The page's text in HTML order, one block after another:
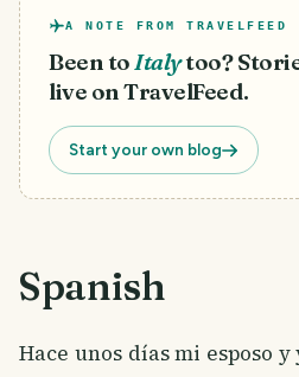
A NOTE FROM TRAVELFEED
Been toItalytoo?
live on TravelFeed.
Start your own blog
Spanish
Hace unos días mi esposo